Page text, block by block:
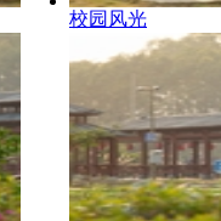
校园风光